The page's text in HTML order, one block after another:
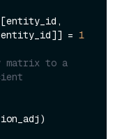
= 1
matrix to a